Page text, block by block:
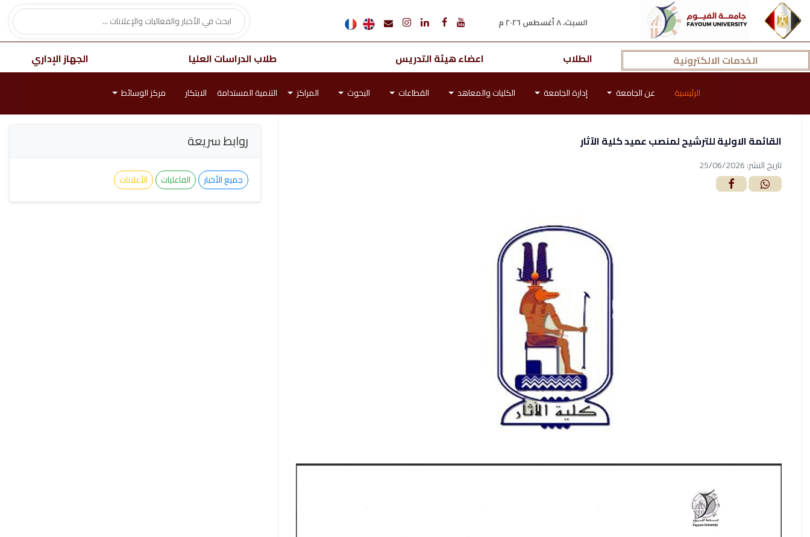
السبت، ٨ أغسطس ٢٠٢٦ م
الخدمات الالكترونية الطلاب اعضاء هيئة التدريس طلاب الدراسات العليا الجهاز الإداري
الرئيسية عن الجامعة إدارة الجامعة الكليات والمعاهد القطاعات البحوث المراكز التنمية المستدامة الابتكار مركز الوسائط
القائمة الاولية للترشيح لمنصب عميد كلية الآثار
تاريخ النشر: 25/06/2026
روابط سريعة
جميع الأخبار الفاعليات الأعلانات